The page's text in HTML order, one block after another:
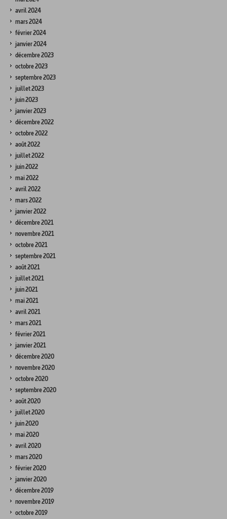
avril 2024
mars 2024
février 2024
janvier 2024
décembre 2023
octobre 2023
septembre 2023
juillet 2023
juin 2023
janvier 2023
décembre 2022
octobre 2022
août 2022
juillet 2022
juin 2022
mai 2022
avril 2022
mars 2022
janvier 2022
décembre 2021
novembre 2021
octobre 2021
septembre 2021
août 2021
juillet 2021
juin 2021
mai 2021
avril 2021
mars 2021
février 2021
janvier 2021
décembre 2020
novembre 2020
octobre 2020
septembre 2020
août 2020
juillet 2020
juin 2020
mai 2020
avril 2020
mars 2020
février 2020
janvier 2020
décembre 2019
novembre 2019
octobre 2019